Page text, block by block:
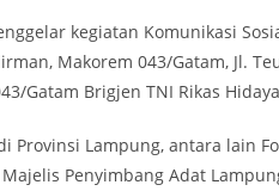
kegiatan Komunikasi
Makorem 043/Gatam, Jl.
Gatam Brigjen TNI Rikas
Lampung, antara lain
Penyimbang Adat